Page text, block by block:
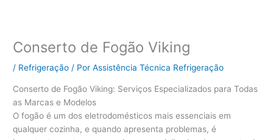
Conserto de Fogão Viking
/ Refrigeração / PorAssistência Técnica Refrigeração
Conserto de Fogão Viking: Serviços Especializados para Todas
as Marcas e Modelos
O fogão é um dos eletrodomésticos mais essenciais em
qualquer cozinha, e quando apresenta problemas, é